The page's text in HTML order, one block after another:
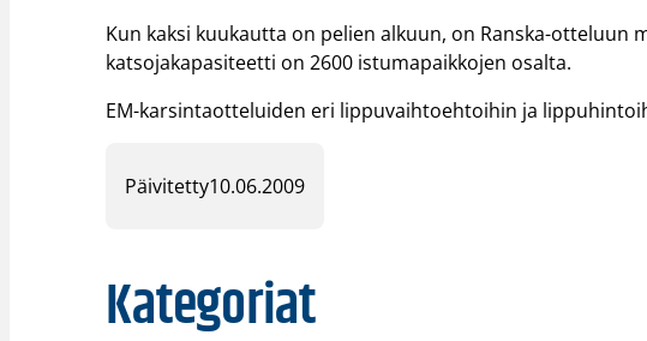
Kun kaksi kuukautta on pelien alkuun, on Ranska-otteluun
katsojakapasiteetti on 2600 istumapaikkojen osalta.
EM-karsintaotteluiden eri lippuvaihtoehtoihin ja
Päivitetty10.06.2009
Kategoriat